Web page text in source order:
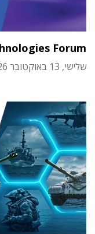
Forum
שלישי, 13 באוקטובר 2026